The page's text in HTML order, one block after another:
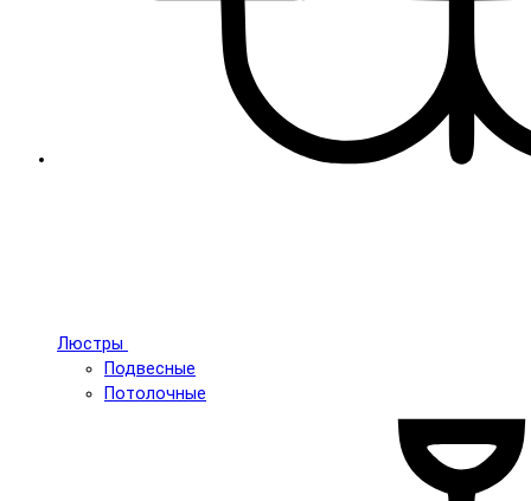
Люстры
Подвесные
Потолочные